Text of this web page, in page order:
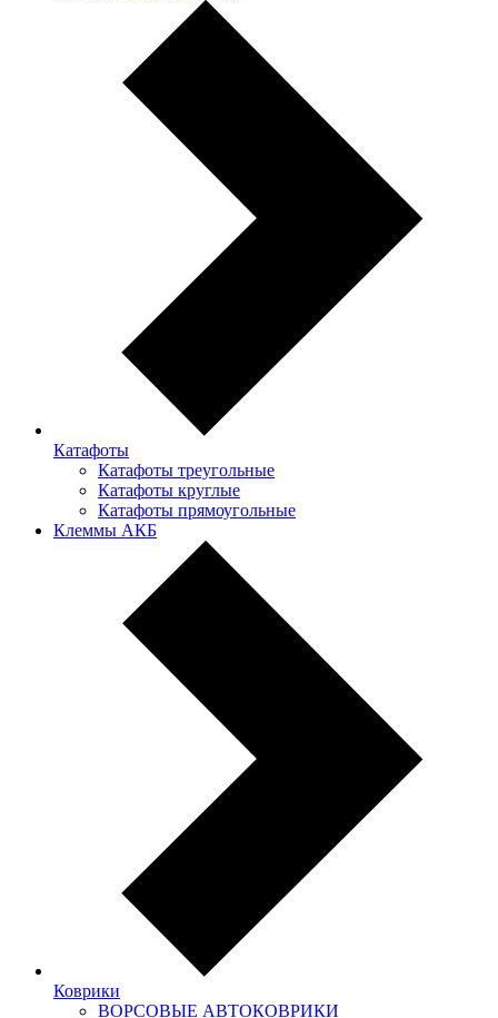
Катафоты
Катафоты треугольные
Катафоты круглые
Катафоты прямоугольные
Клеммы АКБ
Коврики
ВОРСОВЫЕ АВТОКОВРИКИ